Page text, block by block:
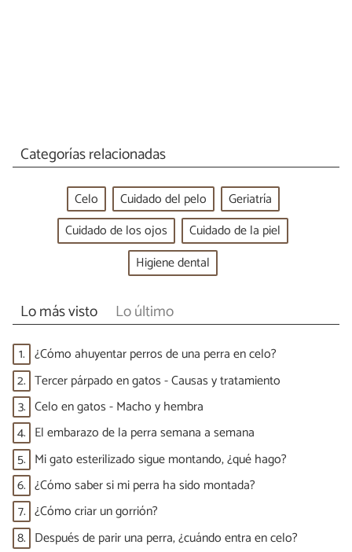
Categorías relacionadas
Celo Cuidado del pelo
Geriatría
Cuidado de los ojos
Cuidado de la piel
Higiene dental
Lo más visto Lo último
1. ¿Cómo ahuyentar perros de una perra en celo?
2. Tercer párpado en gatos - Causas y tratamiento
3. Celo en gatos - Macho y hembra
4. El embarazo de la perra semana a semana
5. Mi gato esterilizado sigue montando, ¿qué hago?
6. ¿Cómo saber si mi perra ha sido montada?
7. ¿Cómo criar un gorrión?
8. Después de parir una perra, ¿cuándo entra en celo?